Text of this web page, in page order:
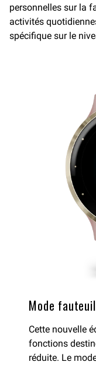
personnelles sur la
activités
spécifique sur le
Mode
Cette nouvelle
fonctions
réduite. Le